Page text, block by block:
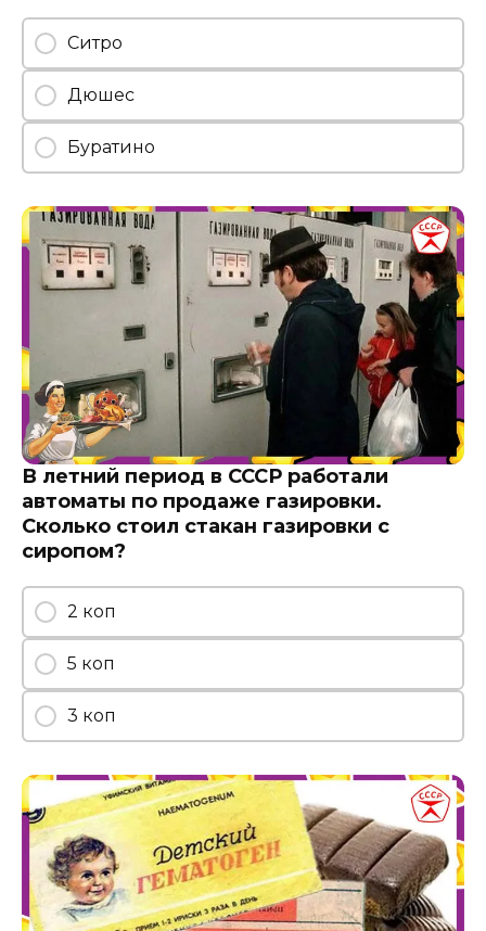
Ситро
Дюшес
Буратино
В летний период в СССР работали
автоматы по продаже газировки.
Сколько стоил стакан газировки с
сиропом?
2 коп
5 коп
3 коп